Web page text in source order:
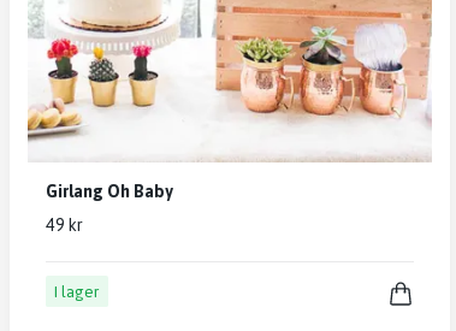
Girlang Oh Baby
49 kr
I lager